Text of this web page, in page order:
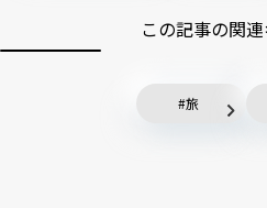
この記事の関
旅